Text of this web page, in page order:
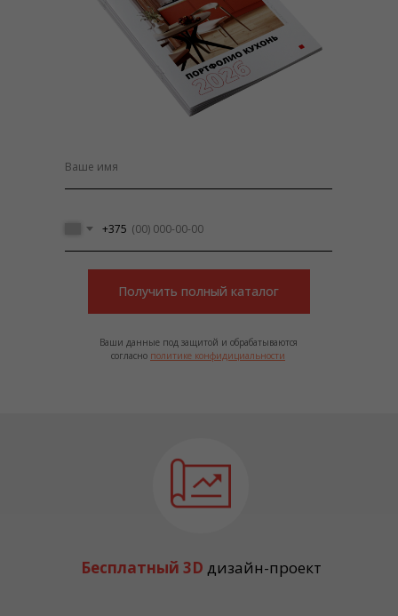
+375
Получить полный каталог
Ваши данные под защитой и обрабатываются
согласно политике конфидициальности
Бесплатный 3D дизайн-проект